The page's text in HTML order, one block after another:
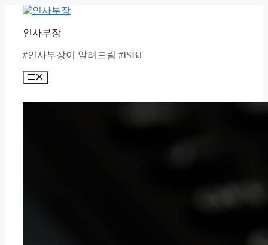
content인사부장
#인사부장이 알려드림 #ISBJ
Menu